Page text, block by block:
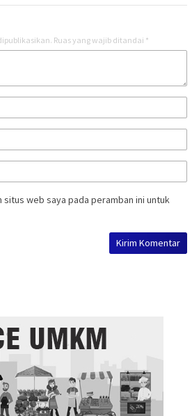
Ruas yang wajib ditandai *
situs web saya pada peramban ini untuk